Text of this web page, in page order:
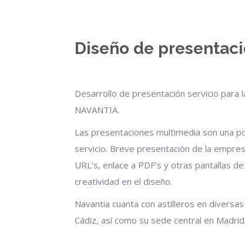
Diseño de
Desarrollo de presentación servicio para
NAVANTIA.
Las presentaciones multimedia son una
servicio. Breve presentación de la
URL’s, enlace a PDF’s y otras pantallas
creatividad en el diseño.
Navantia cuanta con astilleros en
Cádiz, así como su sede central en Madrid.